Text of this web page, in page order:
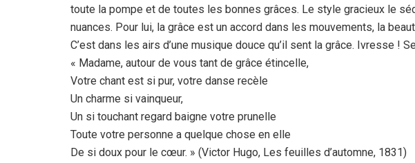
toute la pompe et de toutes les bonnes grâces. Le style gracieux le
nuances. Pour lui, la grâce est un accord dans les mouvements, la
C’est dans les airs d’une musique douce qu’il sent la grâce. Ivresse !
« Madame, autour de vous tant de grâce étincelle,
Votre chant est si pur, votre danse recèle
Un charme si vainqueur,
Un si touchant regard baigne votre prunelle
Toute votre personne a quelque chose en elle
De si doux pour le cœur. » (Victor Hugo, Les feuilles d’automne, 1831)